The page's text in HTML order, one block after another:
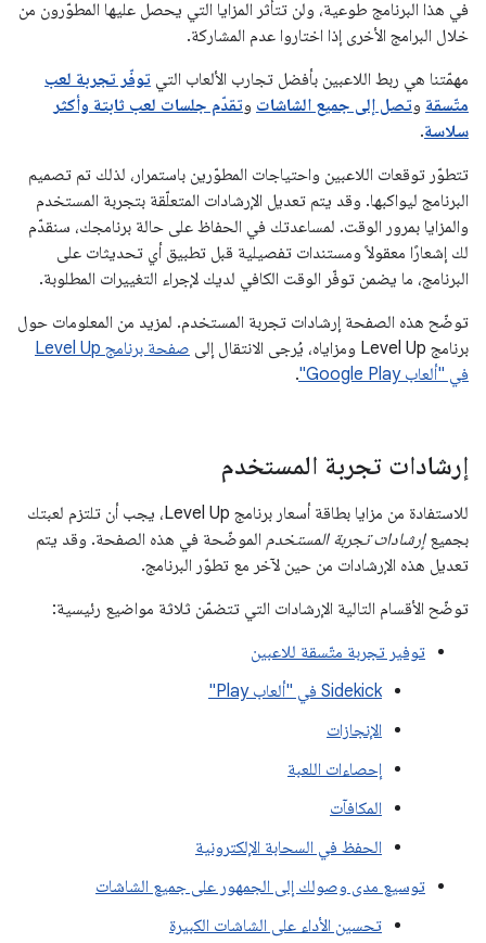
في هذا البرنامج طوعية، ولن تتأثر المزايا التي يحصل عليها المطوّرون من
خلال البرامج الأخرى إذا اختاروا عدم المشاركة.
مهمّتنا هي ربط اللاعبين بأفضل تجارب الألعاب التي توفّر تجربة لعب
متّسقة وتصل إلى جميع الشاشات وتقدّم جلسات لعب ثابتة وأكثر
سلاسة.
تتطوّر توقعات اللاعبين واحتياجات المطوّرين باستمرار، لذلك تم تصميم
البرنامج ليواكبها. وقد يتم تعديل الإرشادات المتعلّقة بتجربة المستخدم
والمزايا بمرور الوقت. لمساعدتك في الحفاظ على حالة برنامجك، سنقدّم
لك إشعارًا معقولاً ومستندات تفصيلية قبل تطبيق أي تحديثات على
البرنامج، ما يضمن توفّر الوقت الكافي لديك لإجراء التغييرات المطلوبة.
توضّح هذه الصفحة إرشادات تجربة المستخدم. لمزيد من المعلومات حول
برنامج Level Up ومزاياه، يُرجى الانتقال إلى
صفحة برنامج Level Up
في "ألعاب Google Play"
.
إرشادات تجربة المستخدم
للاستفادة من مزايا بطاقة أسعار برنامج Level Up، يجب أن تلتزم لعبتك
بجميعإرشادات تجربة المستخدم الموضّحة في هذه الصفحة. وقد يتم
تعديل هذه الإرشادات من حين لآخر مع تطوّر البرنامج.
توضّح الأقسام التالية الإرشادات التي تتضمّن ثلاثة مواضيع رئيسية:
توفير تجربة متّسقة للاعبين
‫Sidekick في "ألعاب Play"
الإنجازات
إحصاءات اللعبة
المكافآت
الحفظ في السحابة الإلكترونية
توسيع مدى وصولك إلى الجمهور على جميع الشاشات
تحسين الأداء على الشاشات الكبيرة